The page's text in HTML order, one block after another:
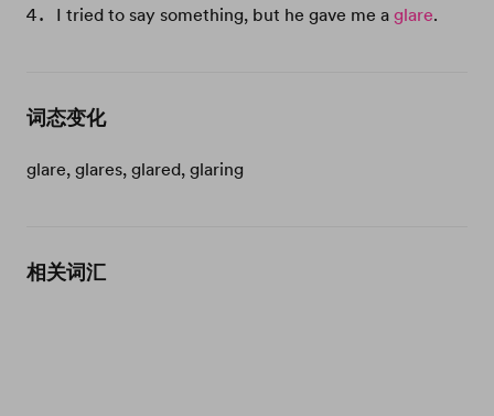
I tried to say something, but he gave me aglare.
词态变化
glare, glares, glared, glaring
相关词汇